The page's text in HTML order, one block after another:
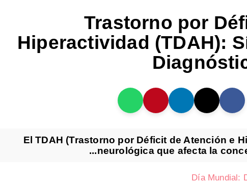
Trastorno por
Hiperactividad (TDAH):
El TDAH (Trastorno por Déficit de Atención e
neurológica que afecta la
Día Mundial: